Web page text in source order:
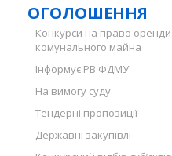
ОГОЛОШЕННЯ
Конкурси на право оренди
комунального майна
Інформує РВ ФДМУ
На вимогу суду
Тендерні пропозиції
Державні закупівлі